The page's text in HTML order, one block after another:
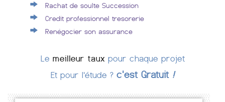
Rachat de soulte Succession
Credit professionnel tresorerie
Renégocier son assurance
Le meilleur taux pour chaque projet
Et pour l'étude ? c'est Gratuit !